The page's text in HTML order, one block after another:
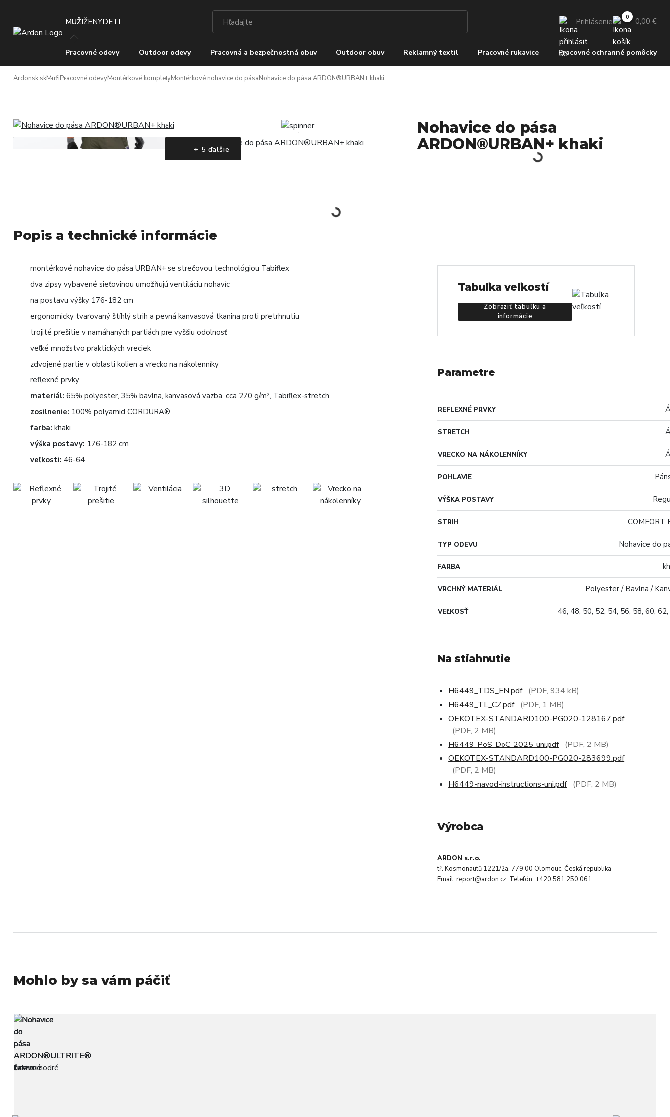
MUŽIŽENYDETI Prihlásenie 0,00 €
Pracovné odevy Outdoor odevy Pracovná a bezpečnostná obuv Outdoor obuv Reklamný textil Pracovné rukavice Pracovné ochranné pomôcky
Ardonsk.skMužiPracovné odevyMontérkové kompletyMontérkové nohavice do pásaNohavice do pása ARDON®URBAN+ khaki
+ 5 ďalšie
Nohavice do pása
ARDON®URBAN+ khaki
Popis a technické informácie
montérkové nohavice do pása URBAN+ se strečovou technológiou Tabiflex
dva zipsy vybavené sieťovinou umožňujú ventiláciu nohavíc
na postavu výšky 176-182 cm
ergonomicky tvarovaný štíhlý strih a pevná kanvasová tkanina proti pretrhnutiu
trojité prešitie v namáhaných partiách pre vyššiu odolnosť
veľké množstvo praktických vreciek
zdvojené partie v oblasti kolien a vrecko na nákolenníky
reflexné prvky
materiál: 65% polyester, 35% bavlna, kanvasová väzba, cca 270 g/m², Tabiflex-stretch
zosilnenie: 100% polyamid CORDURA®
farba: khaki
výška postavy: 176-182 cm
veľkosti: 46-64
Tabuľka veľkostí
Zobraziť tabuľku a
informácie
Parametre
REFLEXNÉ PRVKY
STRETCH
VRECKO NA NÁKOLENNÍKY
POHLAVIE
VÝŠKA POSTAVY
STRIH COMFORT
TYP ODEVU Nohavice do
FARBA
VRCHNÝ MATERIÁL Polyester / Bavlna /
VEĽKOSŤ 46, 48, 50, 52, 54, 56, 58, 60,
Na stiahnutie
H6449_TDS_EN.pdf (PDF, 934 kB)
H6449_TL_CZ.pdf (PDF, 1 MB)
OEKOTEX-STANDARD100-PG020-128167.pdf
(PDF, 2 MB)
H6449-PoS-DoC-2025-uni.pdf (PDF, 2 MB)
OEKOTEX-STANDARD100-PG020-283699.pdf
(PDF, 2 MB)
H6449-navod-instructions-uni.pdf (PDF, 2 MB)
Výrobca
ARDON s.r.o.
tř. Kosmonautů 1221/2a, 779 00 Olomouc, Česká republika
Email: report@ardon.cz, Telefón: +420 581 250 061
Mohlo by sa vám páčiť